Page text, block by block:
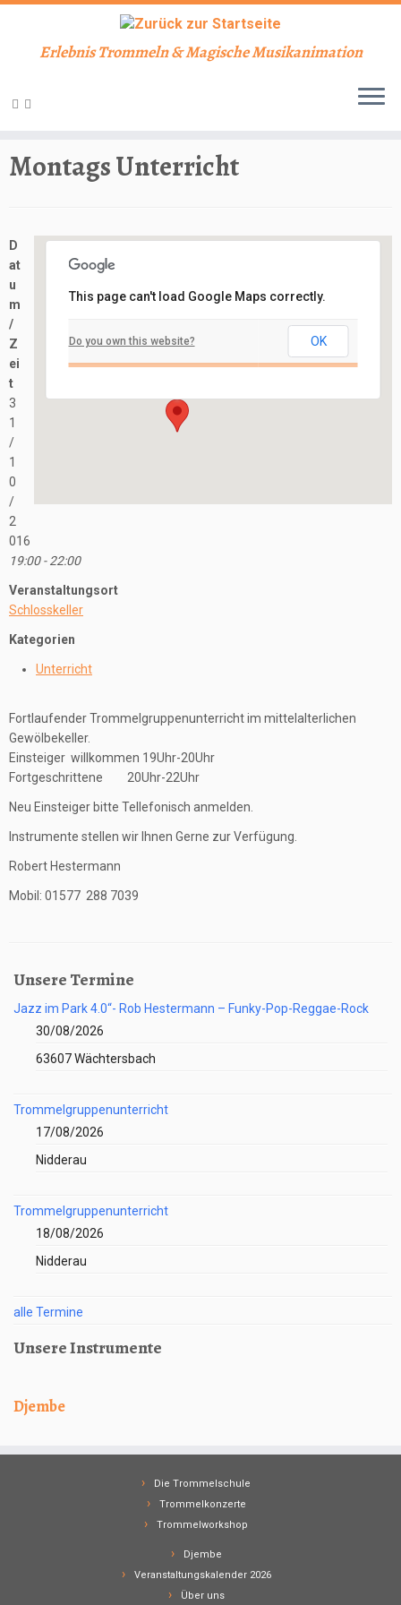
Zum
Erlebnis Trommeln & Magische Musikanimation
Montags Unterricht
Veranstaltungen
This page can't load Google Maps correctly.
Do you own this website? OK
D
at
u
m
/
Z
ei
t
3
1
/
1
0
/
2
016
19:00 - 22:00
Veranstaltungsort
Schlosskeller
Kategorien
Unterricht
Fortlaufender Trommelgruppenunterricht im mittelalterlichen
Gewölbekeller.
Einsteiger willkommen 19Uhr-20Uhr
Fortgeschrittene 20Uhr-22Uhr
Neu Einsteiger bitte Tellefonisch anmelden.
Instrumente stellen wir Ihnen Gerne zur Verfügung.
Robert Hestermann
Mobil: 01577 288 7039
Unsere Termine
Jazz im Park 4.0“- Rob Hestermann – Funky-Pop-Reggae-Rock
30/08/2026
63607 Wächtersbach
Trommelgruppenunterricht
17/08/2026
Nidderau
Trommelgruppenunterricht
18/08/2026
Nidderau
alle Termine
Unsere Instrumente
Djembe
Die Trommelschule
Trommelkonzerte
Trommelworkshop
Djembe
Veranstaltungskalender 2026
Über uns